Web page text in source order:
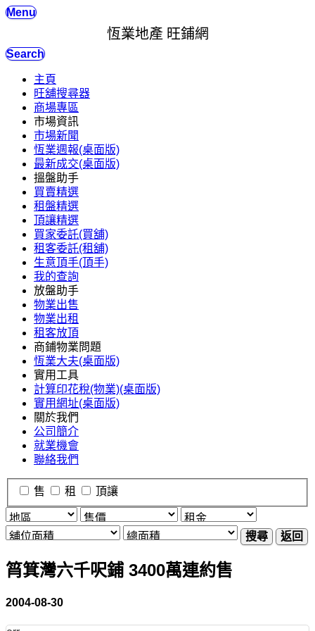
Menu
恆業地產 旺鋪網
Search
主頁
旺舖搜尋器
商場專區
市場資訊
市場新聞
恆業週報(桌面版)
最新成交(桌面版)
搵盤助手
買賣精選
租盤精選
頂讓精選
買家委託(買舖)
租客委託(租舖)
生意頂手(頂手)
我的查詢
放盤助手
物業出售
物業出租
租客放頂
商鋪物業問題
恆業大夫(桌面版)
實用工具
計算印花稅(物業)(桌面版)
實用網址(桌面版)
關於我們
公司簡介
就業機會
聯絡我們
售 租 頂讓
搜尋 返回
筲箕灣六千呎鋪 3400萬連約售
2004-08-30